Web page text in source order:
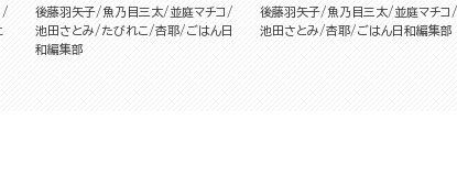
後藤羽矢子
魚乃目三太
並庭マチコ
池田さとみ
たびれこ 杏耶
ごはん日
和編集部
後藤羽矢子
魚乃目三太
並庭マチコ
池田さとみ
杏耶 ごはん日和編集部